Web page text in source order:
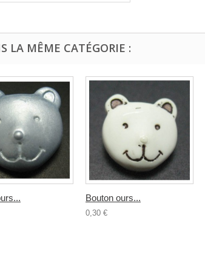
LA MÊME CATÉGORIE :
Bouton ours...
0,30 €